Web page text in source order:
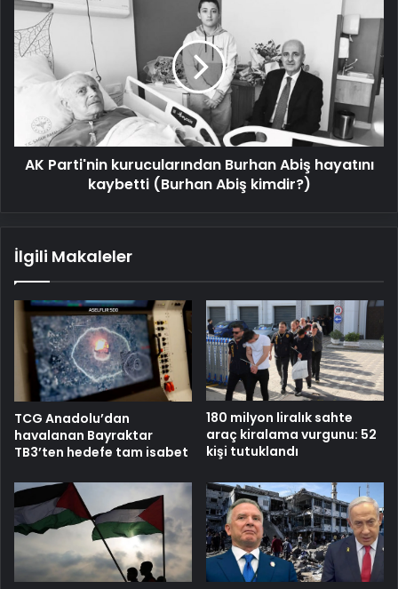
listesi
(YDK)
Parti'nin
kurucularından
Burhan
hayatını
(Burhan
Abiş
kimdir?)
AK Parti'nin kurucularından Burhan Abiş hayatını
kaybetti (Burhan Abiş kimdir?)
İlgili Makaleler
TCG Anadolu’dan
havalanan Bayraktar
TB3’ten hedefe tam isabet
180 milyon liralık sahte
araç kiralama vurgunu: 52
kişi tutuklandı